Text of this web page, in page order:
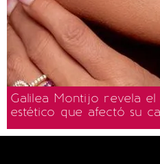
Galilea Montijo revela
estético que afectó su